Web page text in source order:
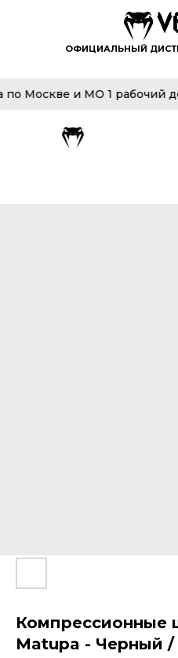
ОФИЦИАЛЬНЫЙ
и МО 1 рабочий день
Компрессионные
Matupa - Черный